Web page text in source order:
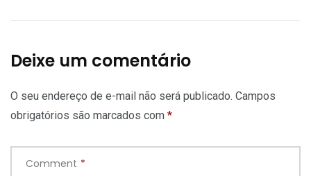
Deixe um comentário
O seu endereço de e-mail não será publicado. Campos
obrigatórios são marcados com *
Comment *